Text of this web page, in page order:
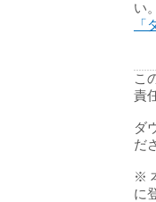
い。
こ
責
ダ
だ
※
に